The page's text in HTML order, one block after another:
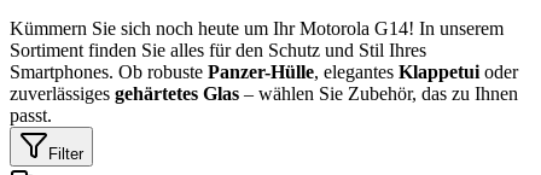
Kümmern Sie sich noch heute um Ihr Motorola G14! In unserem
Sortiment finden Sie alles für den Schutz und Stil Ihres
Smartphones. Ob robuste Panzer-Hülle, elegantes Klappetui oder
zuverlässiges gehärtetes Glas – wählen Sie Zubehör, das zu Ihnen
passt.
Filter